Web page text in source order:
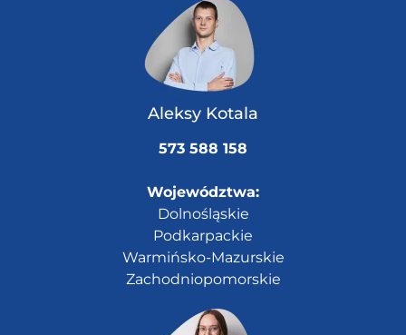
Aleksy Kotala
573 588 158
Województwa:
Dolnośląskie
Podkarpackie
Warmińsko-Mazurskie
Zachodniopomorskie